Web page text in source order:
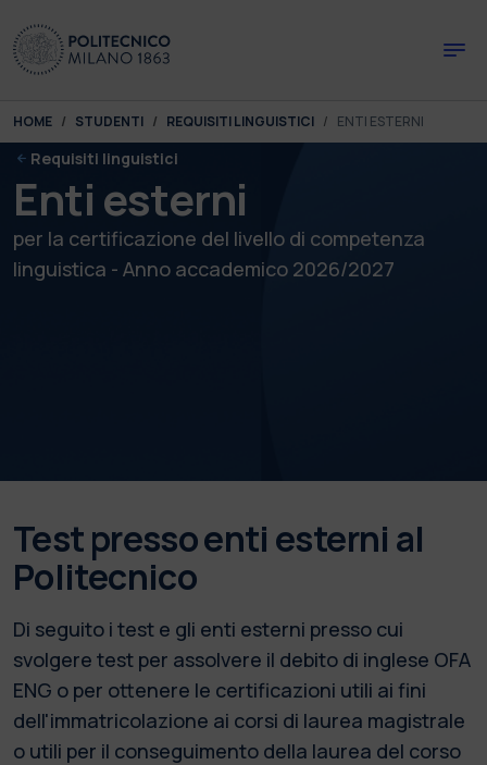
You are here:
HOME STUDENTI REQUISITI LINGUISTICI ENTI ESTERNI
Requisiti linguistici
Enti esterni
per la certificazione del livello di competenza
linguistica - Anno accademico 2026/2027
Test presso enti esterni al
Politecnico
Di seguito i test e gli enti esterni presso cui
svolgere test per assolvere il debito di inglese OFA
ENG o per ottenere le certificazioni utili ai fini
dell'immatricolazione ai corsi di laurea magistrale
o utili per il conseguimento della laurea del corso